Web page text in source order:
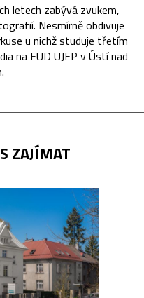
letech zabývá zvukem,
Nesmírně obdivuje
u nichž studuje třetím
na FUD UJEP v Ústí nad
ZAJÍMAT